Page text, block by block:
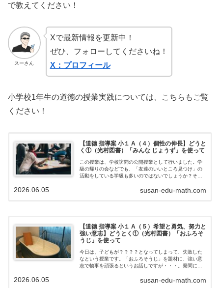
で教えてください！
スーさん
Xで最新情報を更新中！
ぜひ、フォローしてくださいね！
X：プロフィール
小学校1年生の道徳の授業実践については、こちらもご覧
ください！
【道徳 指導案 小１ A（４）個性の伸長】どうと
く①（光村図書）「みんな じょうず」を使って
この授業は、学校訪問の公開授業として行いました。学
級の帰りの会などでも、「友達のいいところ見つけ」の
活動をしている学級も多いのではないでしょうか？そこ
をしました。主題名じぶん、みんなのいいと…
susan-edu-math.com
2026.06.05
【道徳 指導案 小１ A（５）希望と勇気、努力と
強い意志】どうとく①（光村図書）「おふろそ
うじ」を使って
今日は、子どもが？？？？となってしまって、失敗した
なという授業です。「おふろそうじ」を題材に、強い意
志で物事を頑張るというお話しですが・・・。発問に対
ってしまいました。さて、どんな授業だった…
susan-edu-math.com
2026.06.05